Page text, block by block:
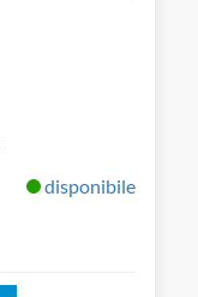
disponibile